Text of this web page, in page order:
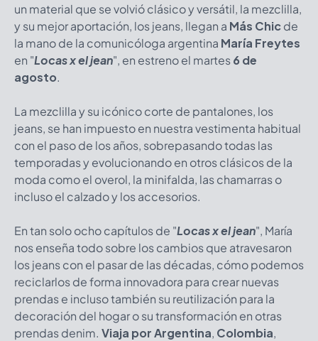
un material que se volvió clásico y versátil, la mezclilla,
y su mejor aportación, los jeans, llegan a Más Chicde
la mano de la comunicóloga argentina María Freytes
en "Locas x el jean", en estreno el martes6 de
agosto.
La mezclilla y su icónico corte de pantalones, los
jeans, se han impuesto en nuestra vestimenta habitual
con el paso de los años, sobrepasando todas las
temporadas y evolucionando en otros clásicos de la
moda como el overol, la minifalda, las chamarras o
incluso el calzado y los accesorios.
En tan solo ocho capítulos de "Locas x el jean", María
nos enseña todo sobre los cambios que atravesaron
los jeans con el pasar de las décadas, cómo podemos
reciclarlos de forma innovadora para crear nuevas
prendas e incluso también su reutilización para la
decoración del hogar o su transformación en otras
prendas denim. Viaja por Argentina, Colombia,